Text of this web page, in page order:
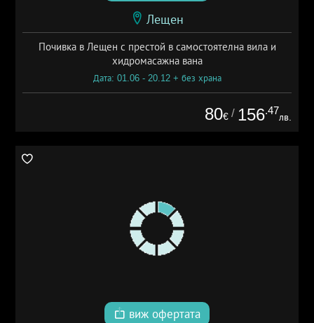
Лещен
Почивка в Лещен с престой в самостоятелна вила и
хидромасажна вана
Дата: 01.06 - 20.12 + без храна
80€ / 156.47
лв.
виж офертата